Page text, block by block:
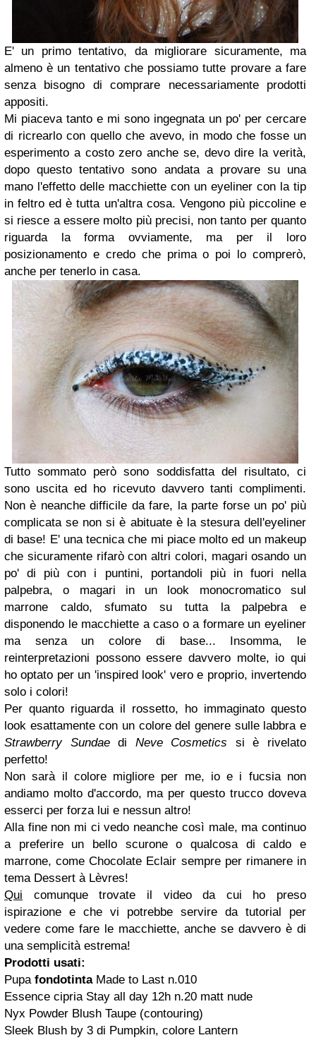
E' un primo tentativo, da migliorare sicuramente, ma
almeno è un tentativo che possiamo tutte provare a fare
senza bisogno di comprare necessariamente prodotti
appositi.
Mi piaceva tanto e mi sono ingegnata un po' per cercare
di ricrearlo con quello che avevo, in modo che fosse un
esperimento a costo zero anche se, devo dire la verità,
dopo questo tentativo sono andata a provare su una
mano l'effetto delle macchiette con un eyeliner con la tip
in feltro ed è tutta un'altra cosa. Vengono più piccoline e
si riesce a essere molto più precisi, non tanto per quanto
riguarda la forma ovviamente, ma per il loro
posizionamento e credo che prima o poi lo comprerò,
anche per tenerlo in casa.
Tutto sommato però sono soddisfatta del risultato, ci
sono uscita ed ho ricevuto davvero tanti complimenti.
Non è neanche difficile da fare, la parte forse un po' più
complicata se non si è abituate è la stesura dell'eyeliner
di base! E' una tecnica che mi piace molto ed un makeup
che sicuramente rifarò con altri colori, magari osando un
po' di più con i puntini, portandoli più in fuori nella
palpebra, o magari in un look monocromatico sul
marrone caldo, sfumato su tutta la palpebra e
disponendo le macchiette a caso o a formare un eyeliner
ma senza un colore di base... Insomma, le
reinterpretazioni possono essere davvero molte, io qui
ho optato per un 'inspired look' vero e proprio, invertendo
solo i colori!
Per quanto riguarda il rossetto, ho immaginato questo
look esattamente con un colore del genere sulle labbra e
Strawberry Sundaedi Neve Cosmetics si è rivelato
perfetto!
Non sarà il colore migliore per me, io e i fucsia non
andiamo molto d'accordo, ma per questo trucco doveva
esserci per forza lui e nessun altro!
Alla fine non mi ci vedo neanche così male, ma continuo
a preferire un bello scurone o qualcosa di caldo e
marrone, come Chocolate Eclair sempre per rimanere in
tema Dessert à Lèvres!
Qui comunque trovate il video da cui ho preso
ispirazione e che vi potrebbe servire da tutorial per
vedere come fare le macchiette, anche se davvero è di
una semplicità estrema!
Prodotti usati:
Pupa fondotintaMade to Last n.010
Essence cipria Stay all day 12h n.20 matt nude
Nyx Powder Blush Taupe (contouring)
Sleek Blush by 3 di Pumpkin, colore Lantern